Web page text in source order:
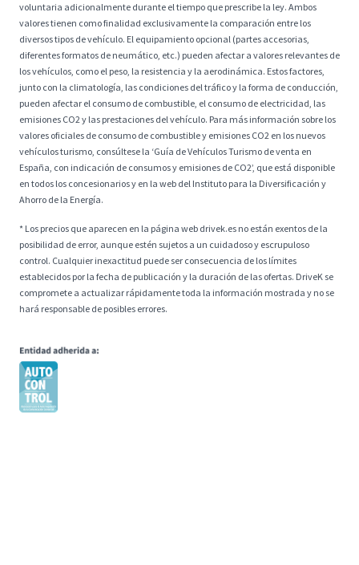
voluntaria adicionalmente durante el tiempo que prescribe la ley. Ambos
valores tienen como finalidad exclusivamente la comparación entre los
diversos tipos de vehículo. El equipamiento opcional (partes accesorias,
diferentes formatos de neumático, etc.) pueden afectar a valores relevantes de
los vehículos, como el peso, la resistencia y la aerodinámica. Estos factores,
junto con la climatología, las condiciones del tráfico y la forma de conducción,
pueden afectar el consumo de combustible, el consumo de electricidad, las
emisiones CO2 y las prestaciones del vehículo. Para más información sobre los
valores oficiales de consumo de combustible y emisiones CO2 en los nuevos
vehículos turismo, consúltese la ‘Guía de Vehículos Turismo de venta en
España, con indicación de consumos y emisiones de CO2’, que está disponible
en todos los concesionarios y en la web del Instituto para la Diversificación y
Ahorro de la Energía.
* Los precios que aparecen en la página web drivek.es no están exentos de la
posibilidad de error, aunque estén sujetos a un cuidadoso y escrupuloso
control. Cualquier inexactitud puede ser consecuencia de los límites
establecidos por la fecha de publicación y la duración de las ofertas. DriveK se
compromete a actualizar rápidamente toda la información mostrada y no se
hará responsable de posibles errores.